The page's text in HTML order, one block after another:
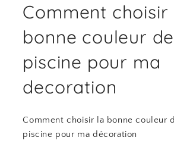
Comment choisir
bonne couleur
piscine pour ma
decoration
Comment choisir la bonne couleur
piscine pour ma décoration